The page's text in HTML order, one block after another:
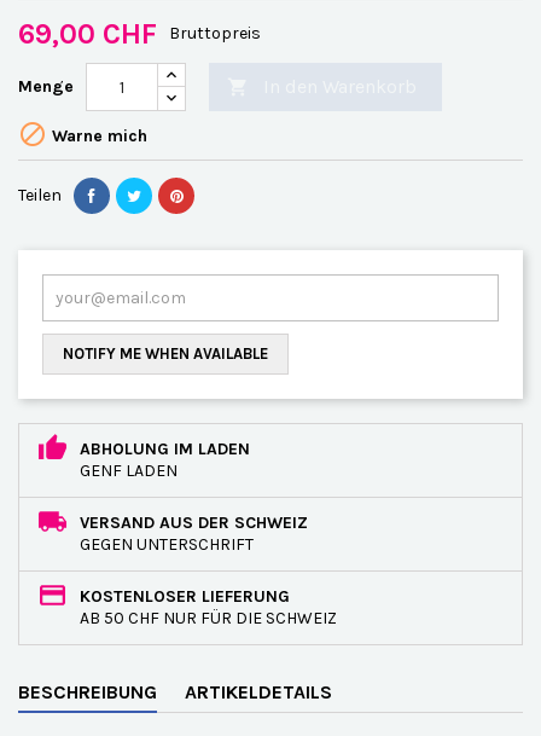
69,00 CHF Bruttopreis
Menge
 Warne mich
Teilen
NOTIFY ME WHEN AVAILABLE
ABHOLUNG IM LADEN
GENF LADEN
VERSAND AUS DER SCHWEIZ
GEGEN UNTERSCHRIFT
KOSTENLOSER LIEFERUNG
AB 50 CHF NUR FÜR DIE SCHWEIZ
BESCHREIBUNG ARTIKELDETAILS